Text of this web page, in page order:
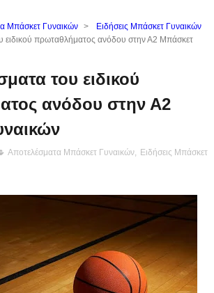
Μπάσκετ Γυναικών >
Ειδήσεις Μπάσκετ Γυναικών
ειδικού πρωταθλήματος ανόδου στην Α2 Μπάσκετ
του ειδικού
ανόδου στην Α2
Αποτελέσματα Μπάσκετ Γυναικών, Ειδήσεις Μπάσκετ